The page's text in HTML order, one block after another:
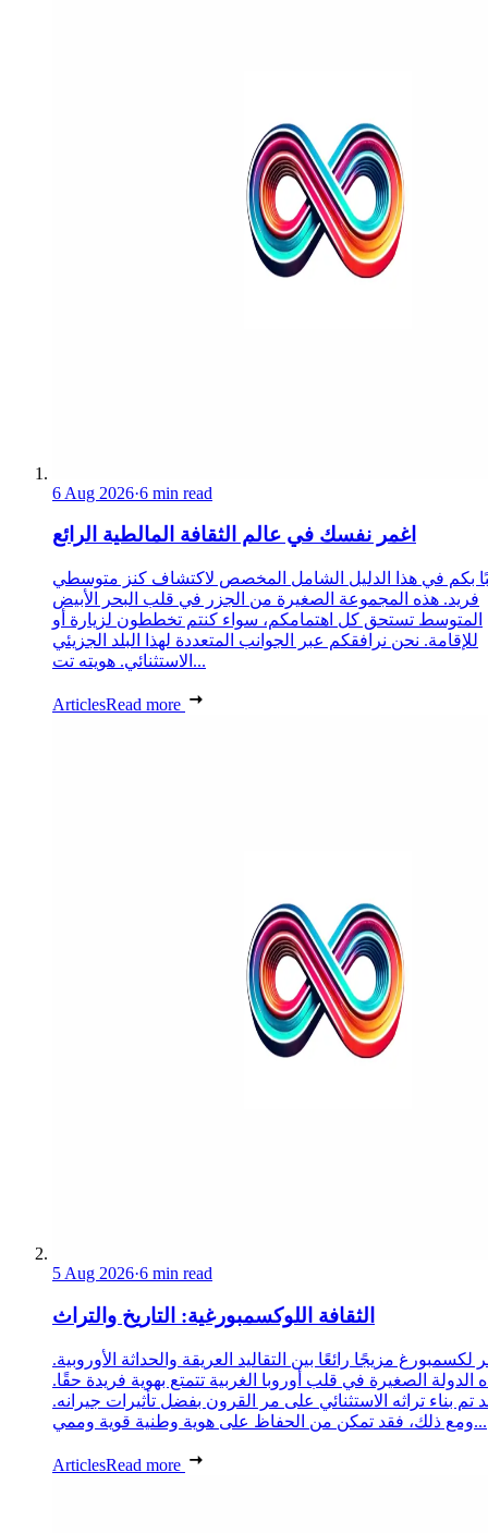
6 Aug 2026·6 min read
اغمر نفسك في عالم الثقافة المالطية الرائع
بكم في هذا الدليل الشامل المخصص لاكتشاف كنز متوسطي
فريد. هذه المجموعة الصغيرة من الجزر في قلب البحر الأبيض
المتوسط تستحق كل اهتمامكم، سواء كنتم تخططون لزيارة أو
للإقامة. نحن نرافقكم عبر الجوانب المتعددة لهذا البلد الجزيئي
الاستثنائي. هويته تت...
ArticlesRead more
5 Aug 2026·6 min read
الثقافة اللوكسمبورغية: التاريخ والتراث
لكسمبورغ مزيجًا رائعًا بين التقاليد العريقة والحداثة الأوروبية.
الدولة الصغيرة في قلب أوروبا الغربية تتمتع بهوية فريدة حقًا.
تم بناء تراثه الاستثنائي على مر القرون بفضل تأثيرات جيرانه.
ومع ذلك، فقد تمكن من الحفاظ على هوية وطنية قوية وممي...
ArticlesRead more